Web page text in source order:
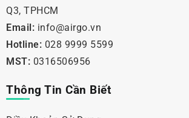
Q3, TPHCM
Email: info@airgo.vn
Hotline: 028 9999 5599
MST: 0316506956
Thông Tin Cần Biết